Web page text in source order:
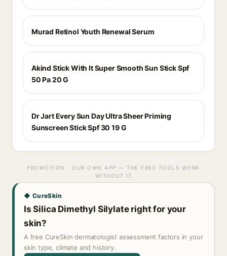
Murad Retinol Youth Renewal Serum
Akind Stick With It Super Smooth Sun Stick Spf
50 Pa 20 G
Dr Jart Every Sun Day Ultra Sheer Priming
Sunscreen Stick Spf 30 19 G
PROMOTION · OUR OWN APP — THE FREE TOOLS WORK
WITHOUT IT
◆ CureSkin
Is Silica Dimethyl Silylate right for your
skin?
A free CureSkin dermatologist assessment factors in your
skin type, climate and history.